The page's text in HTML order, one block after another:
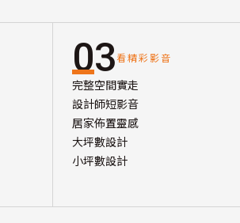
03看精彩影音
完整空間實走
設計師短影音
居家佈置靈感
大坪數設計
小坪數設計